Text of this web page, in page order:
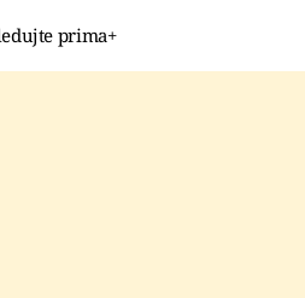
prima+